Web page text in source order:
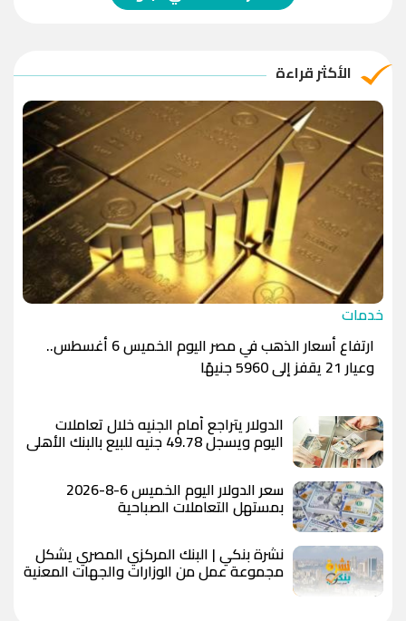
الريال القطري
الدينار الأردني
-1.0000
-1.0000
الأكثر قراءة
خدمات
ارتفاع أسعار الذهب في مصر اليوم الخميس 6 أغسطس..
وعيار 21 يقفز إلى 5960 جنيهًا
الدولار يتراجع أمام الجنيه خلال تعاملات
اليوم ويسجل 49.78 جنيه للبيع بالبنك الأهلي
المصري
سعر الدولار اليوم الخميس 6-8-2026
بمستهل التعاملات الصباحية
نشرة بنكي | البنك المركزي المصري يشكل
مجموعة عمل من الوزارات والجهات المعنية
لإصدار تصنيف التمويل المستدام ..